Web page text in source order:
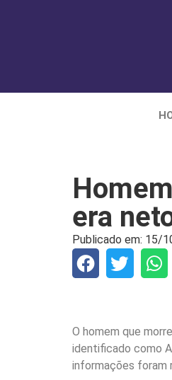
era
Publicado em: 15/
O homem que
identificado como
informações foram